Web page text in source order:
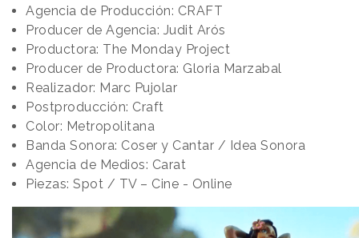
Agencia de Producción: CRAFT
Producer de Agencia: Judit Arós
Productora: The Monday Project
Producer de Productora: Gloria Marzabal
Realizador: Marc Pujolar
Postproducción: Craft
Color: Metropolitana
Banda Sonora: Coser y Cantar / Idea Sonora
Agencia de Medios: Carat
Piezas: Spot / TV – Cine - Online